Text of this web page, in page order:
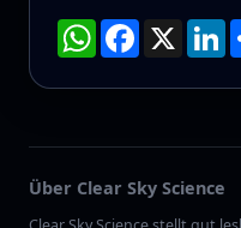
WhatsApp
Facebook
X
Über Clear Sky Science